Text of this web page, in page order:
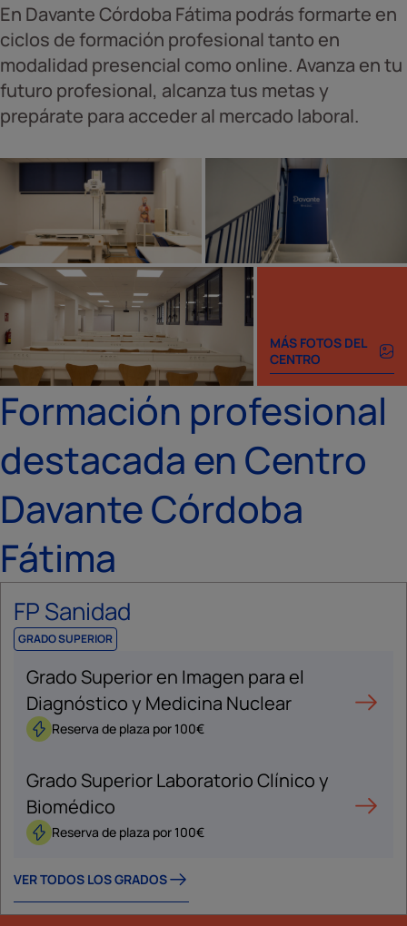
En Davante Córdoba Fátima podrás formarte en
ciclos de formación profesional tanto en
modalidad presencial como online. Avanza en tu
futuro profesional, alcanza tus metas y
prepárate para acceder al mercado laboral.
MÁS FOTOS DEL
CENTRO
Formación profesional
destacada en Centro
Davante Córdoba
Fátima
FP Sanidad
GRADO SUPERIOR
Grado Superior en Imagen para el
Diagnóstico y Medicina Nuclear
Reserva de plaza por 100€
Grado Superior Laboratorio Clínico y
Biomédico
Reserva de plaza por 100€
VER TODOS LOS GRADOS